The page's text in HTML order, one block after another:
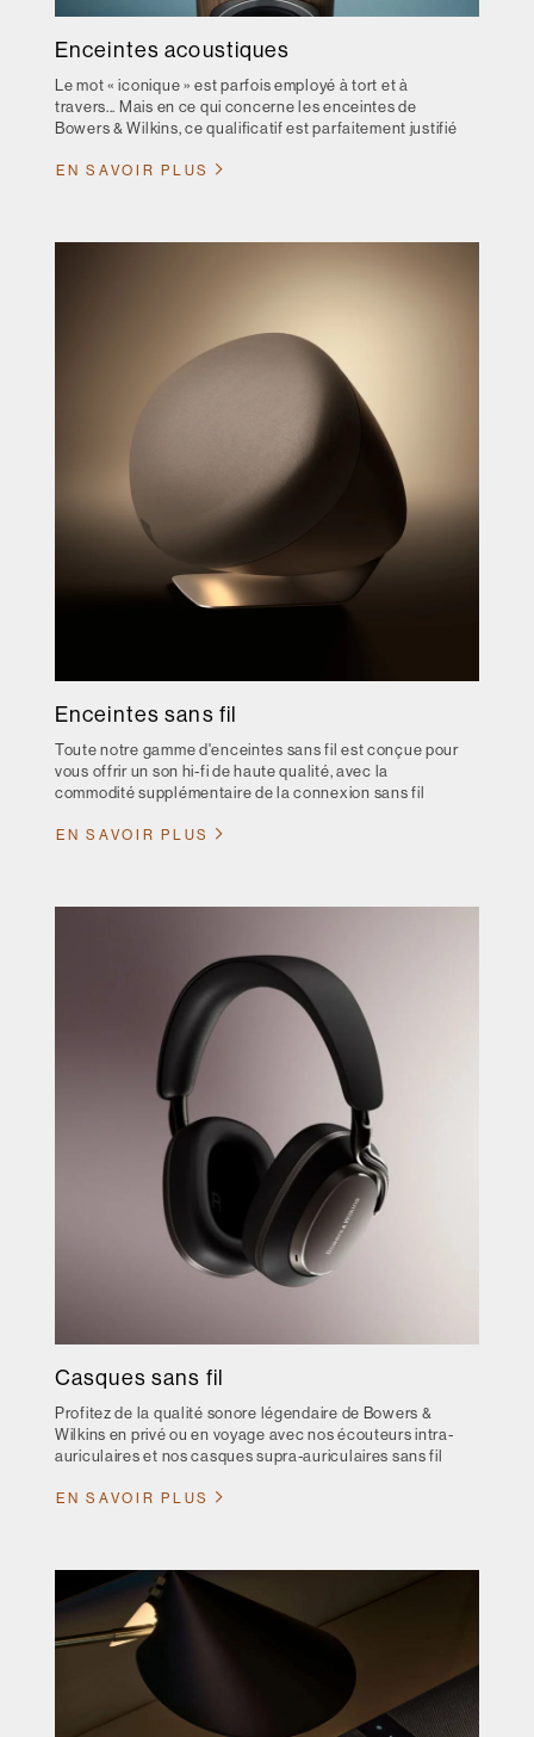
Enceintes acoustiques
Le mot « iconique » est parfois employé à tort et à
travers... Mais en ce qui concerne les enceintes de
Bowers & Wilkins, ce qualificatif est parfaitement justifié
EN SAVOIR PLUS
Enceintes sans fil
Toute notre gamme d'enceintes sans fil est conçue pour
vous offrir un son hi-fi de haute qualité, avec la
commodité supplémentaire de la connexion sans fil
EN SAVOIR PLUS
Casques sans fil
Profitez de la qualité sonore légendaire de Bowers &
Wilkins en privé ou en voyage avec nos écouteurs intra-
auriculaires et nos casques supra-auriculaires sans fil
EN SAVOIR PLUS